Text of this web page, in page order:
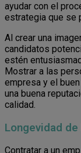
ayudar con el
estrategia que se
Al crear una
candidatos
estén
Mostrar a las
empresa y el
una buena
calidad.
Longevidad
Contratar a un